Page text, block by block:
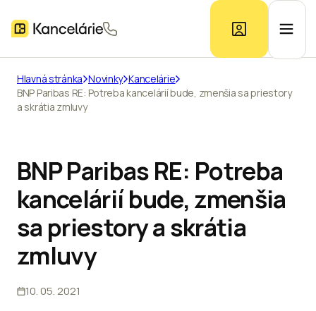
Ponuka kancelárií
Kontakt
Hlavná stránka Novinky Kancelárie
BNP Paribas RE: Potreba kancelárií bude, zmenšia sa priestory
a skrátia zmluvy
BNP Paribas RE: Potreba
kancelárií bude, zmenšia
sa priestory a skrátia
zmluvy
10. 05. 2021